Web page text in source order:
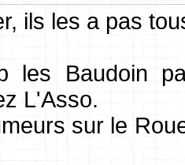
ils les a pas
les Baudoin
L'Asso.
sur le